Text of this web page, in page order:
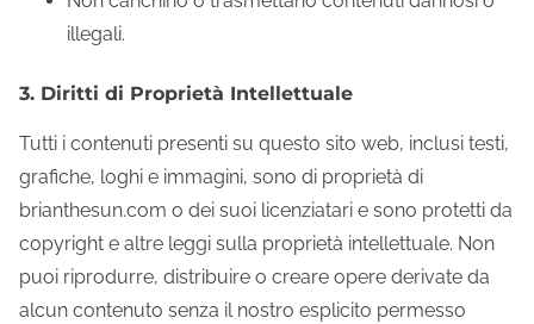
illegali.
3. Diritti di Proprietà Intellettuale
Tutti i contenuti presenti su questo sito web, inclusi testi,
grafiche, loghi e immagini, sono di proprietà di
brianthesun.com o dei suoi licenziatari e sono protetti da
copyright e altre leggi sulla proprietà intellettuale. Non
puoi riprodurre, distribuire o creare opere derivate da
alcun contenuto senza il nostro esplicito permesso